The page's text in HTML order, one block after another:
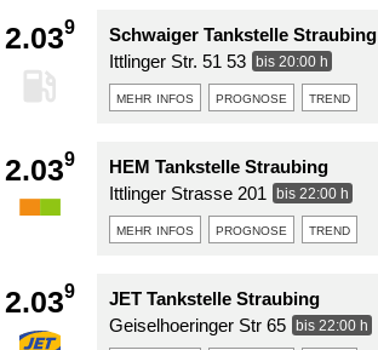
2.039
Schwaiger Tankstelle Straubing
Ittlinger Str. 51 53
bis 20:00 h
mehr infos prognose trend
2.039
HEM Tankstelle Straubing
Ittlinger Strasse 201
bis 22:00 h
mehr infos prognose trend
2.039
JET Tankstelle Straubing
Geiselhoeringer Str 65
bis 22:00 h